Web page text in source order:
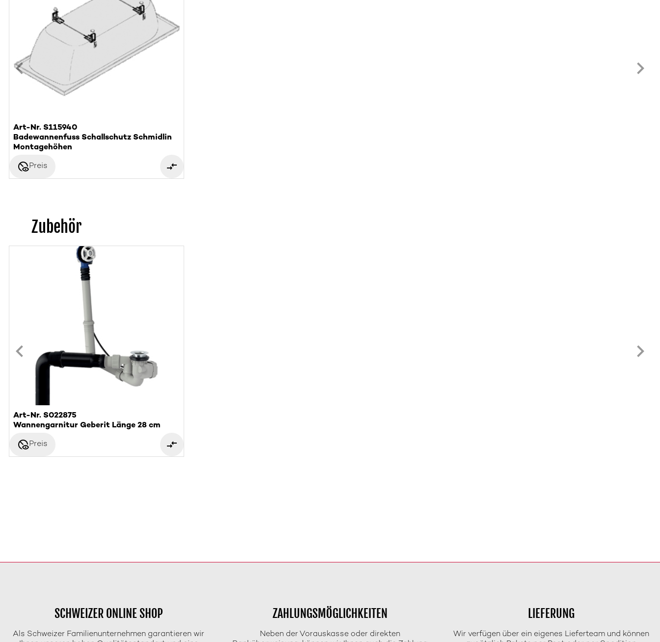
Art-Nr. S115940
Badewannenfuss Schallschutz Schmidlin
Montagehöhen
disabled_visiblePreis
Zubehör
Art-Nr. S022875
Wannengarnitur Geberit Länge 28 cm
disabled_visiblePreis
SCHWEIZER ONLINE SHOP
Als Schweizer Familienunternehmen garantieren wir
ZAHLUNGSMÖGLICHKEITEN
Neben der Vorauskasse oder direkten
LIEFERUNG
Wir verfügen über ein eigenes Lieferteam und können